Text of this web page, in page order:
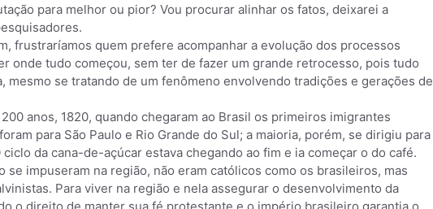
para melhor ou pior? Vou procurar alinhar os fatos, deixarei a
frustraríamos quem prefere acompanhar a evolução dos processos
onde tudo começou, sem ter de fazer um grande retrocesso, pois tudo
mesmo se tratando de um fenômeno envolvendo tradições e gerações de
anos, 1820, quando chegaram ao Brasil os primeiros imigrantes
para São Paulo e Rio Grande do Sul; a maioria, porém, se dirigiu para
da cana-de-açúcar estava chegando ao fim e ia começar o do café.
se impuseram na região, não eram católicos como os brasileiros, mas
Para viver na região e nela assegurar o desenvolvimento da